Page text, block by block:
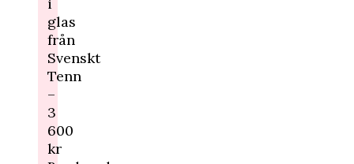
glas
från
Svenskt
Tenn
–
3
600
kr